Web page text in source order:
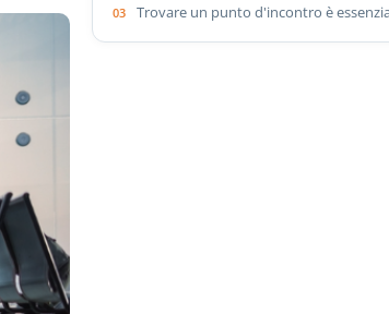
Trovare un punto d'incontro è